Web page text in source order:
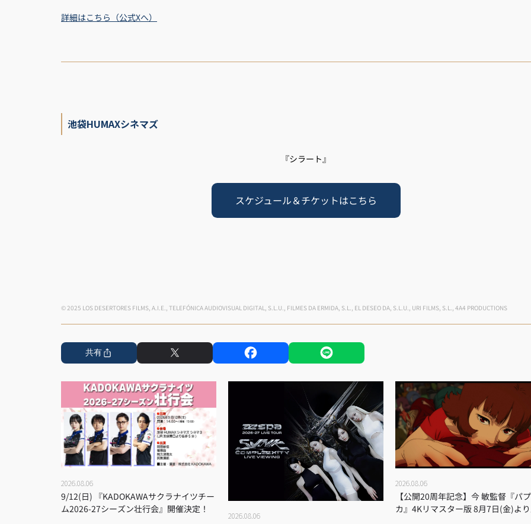
詳細はこちら（公式Xへ）
池袋HUMAXシネマズ
『シラート』
スケジュール＆チケットはこちら
© 2025 LOS DESERTORES FILMS, A.I.E., TELEFÓNICA AUDIOVISUAL DIGITAL, S.L.U., FILMES DA ERMIDA, S.L., EL DESEO DA, S.L.U., URI FILMS, S.L., 4A4 PRODUCTIONS
共有
2026.08.06
9/12(日) 『KADOKAWAサクラナイツチー
ム2026-27シーズン壮行会』開催決定！
2026.08.06
2026.08.06
【公開20周年記念】今 敏監督『パ
カ』4Kリマスター版 8月7日(金)よ